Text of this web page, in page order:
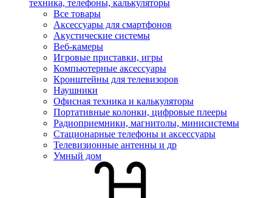
техника, телефоны, калькуляторы
Все товары
Аксессуары для смартфонов
Акустические системы
Веб-камеры
Игровые приставки, игры
Компьютерные аксессуары
Кронштейны для телевизоров
Наушники
Офисная техника и калькуляторы
Портативные колонки, цифровые плееры
Радиоприемники, магнитолы, минисистемы
Стационарные телефоны и аксессуары
Телевизионные антенны и др
Умный дом